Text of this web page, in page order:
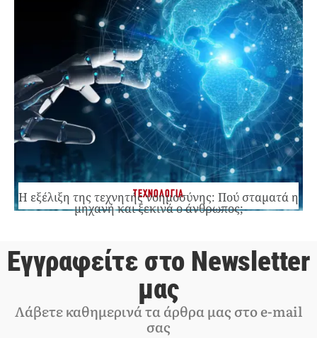
ΤΕΧΝΟΛΟΓΙΑ
Η εξέλιξη της τεχνητής νοημοσύνης: Πού σταματά η
μηχανή και ξεκινά ο άνθρωπος;
Εγγραφείτε στο Newsletter
μας
Λάβετε καθημερινά τα άρθρα μας στο e-mail
σας